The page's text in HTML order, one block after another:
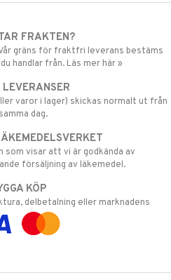
FRAKTEN?
gräns för fraktfri leverans bestäms
handlar från. Läs mer här »
varor i lager) skickas normalt ut från
dag.
som visar att vi är godkända av
försäljning av läkemedel.
KÖP
delbetalning eller marknadens